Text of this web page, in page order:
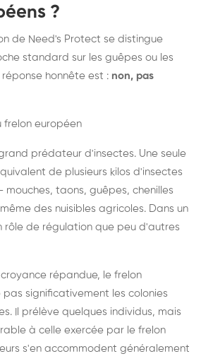
?
de Need's Protect se distingue
standard sur les guêpes ou les
honnête est : non, pas
frelon européen
prédateur d'insectes. Une seule
de plusieurs kilos d'insectes
mouches, taons, guêpes, chenilles
des nuisibles agricoles. Dans un
rôle de régulation que peu d'autres
répandue, le frelon
significativement les colonies
Il prélève quelques individus, mais
à celle exercée par le frelon
s'en accommodent généralement